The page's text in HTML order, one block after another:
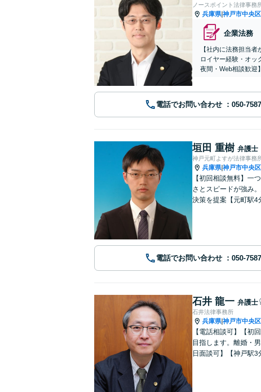
ノースポイント法律事務
兵庫県|神戸市中央区
企業法務
【社内に法務担当
ロイヤー経験・オッ
夜間・Web相談歓迎】
電話でお問い合わせ
垣田 重樹 弁護士
神戸元町よすが法律事務
兵庫県|神戸市中央区
【初回相談無料】一
さとスピードが強み
決策を提案【元町駅4
電話でお問い合わせ
石井 龍一 弁護士
石井法律事務所
兵庫県|神戸市中央区
【電話相談可】【初
目指します。離婚・
日面談可】【神戸駅3